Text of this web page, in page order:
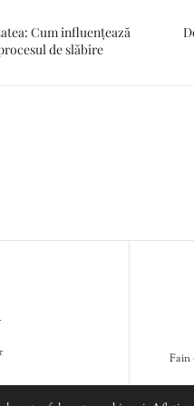
Cum influențează
de slăbire